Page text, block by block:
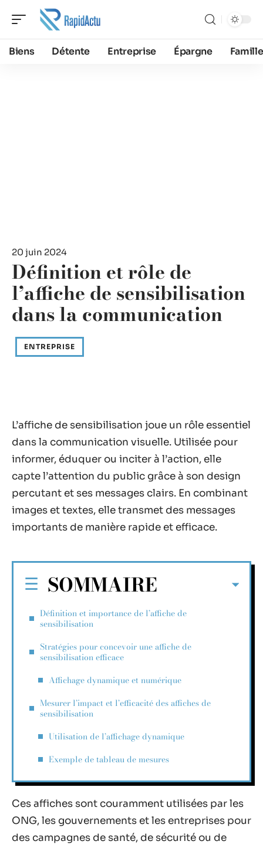
Biens Détente Entreprise Épargne Famille
20 juin 2024
Définition et rôle de
l’affiche de sensibilisation
dans la communication
ENTREPRISE
L’affiche de sensibilisation joue un rôle essentiel
dans la communication visuelle. Utilisée pour
informer, éduquer ou inciter à l’action, elle
capte l’attention du public grâce à son design
percutant et ses messages clairs. En combinant
images et textes, elle transmet des messages
importants de manière rapide et efficace.
SOMMAIRE
Définition et importance de l’affiche de
sensibilisation
Stratégies pour concevoir une affiche de
sensibilisation efficace
Affichage dynamique et numérique
Mesurer l’impact et l’efficacité des affiches de
sensibilisation
Utilisation de l’affichage dynamique
Exemple de tableau de mesures
Ces affiches sont couramment utilisées par les
ONG, les gouvernements et les entreprises pour
des campagnes de santé, de sécurité ou de